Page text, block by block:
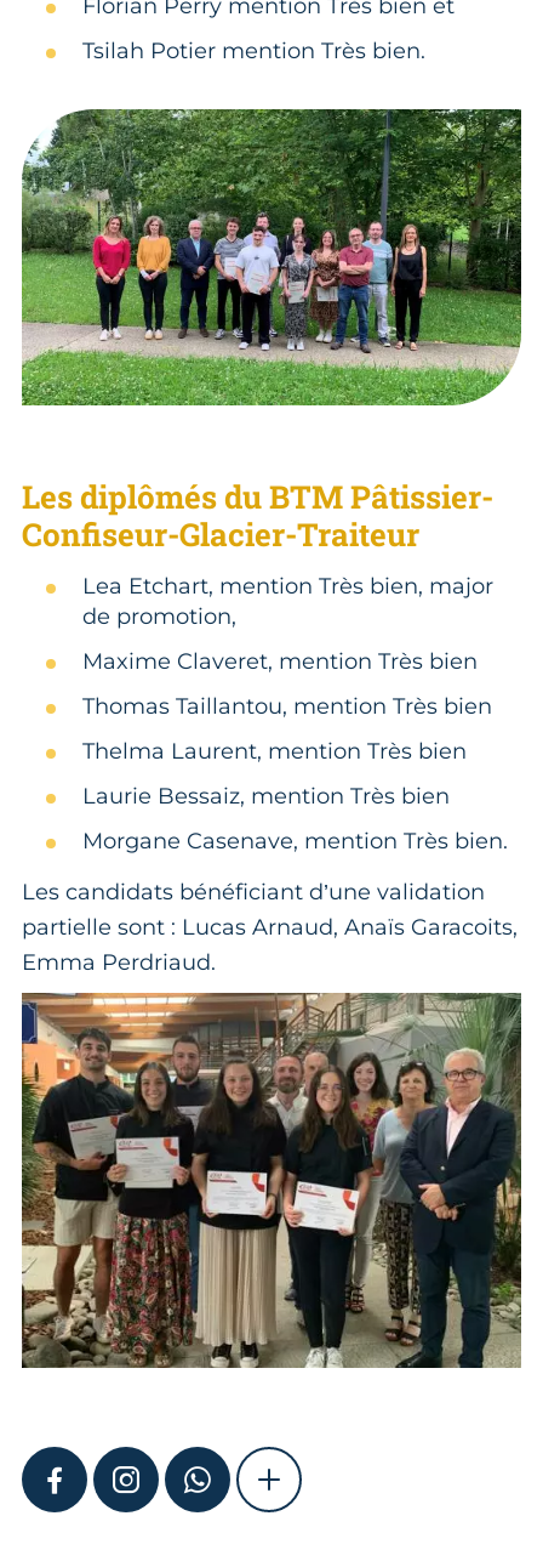
Florian Perry mention Très bien et
Tsilah Potier mention Très bien.
Les diplômés du BTM Pâtissier-
Confiseur-Glacier-Traiteur
Lea Etchart, mention Très bien, major
de promotion,
Maxime Claveret, mention Très bien
Thomas Taillantou, mention Très bien
Thelma Laurent, mention Très bien
Laurie Bessaiz, mention Très bien
Morgane Casenave, mention Très bien.
Les candidats bénéficiant d’une validation
partielle sont : Lucas Arnaud, Anaïs Garacoits,
Emma Perdriaud.
FACEBOOKINSTAGRAMWHATSAPPSHOW MORE